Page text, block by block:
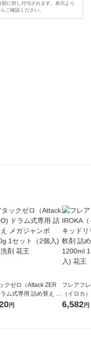
に対し付与されます。表示より
ご確認ください。
クゼロ（Attack ZER
ム式専用 詰め替え メ
ンボ 2300g 1セット
円
フレアフ
（イロカ
ーの香り
6,582円